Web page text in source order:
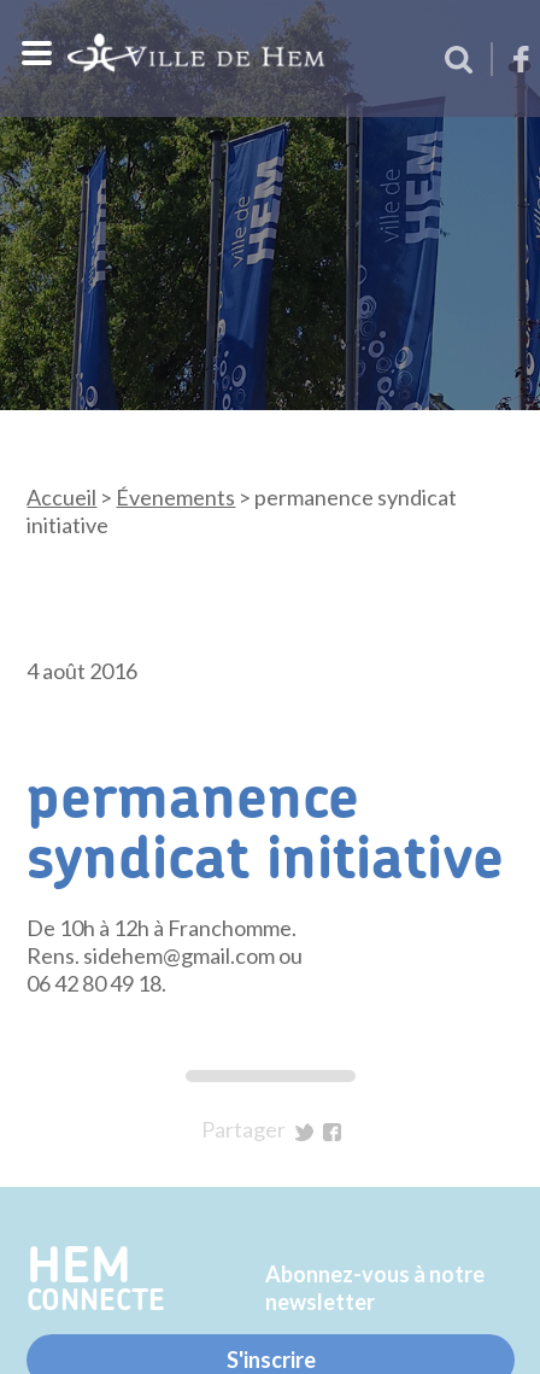
Accueil > Évenements > permanence syndicat
initiative
4 août 2016
permanence
syndicat initiative
De 10h à 12h à Franchomme.
Rens. sidehem@gmail.com ou
06 42 80 49 18.
Partager
Twitter
Facebook
HEM
CONNECTE
Abonnez-vous à notre
newsletter
S'inscrire